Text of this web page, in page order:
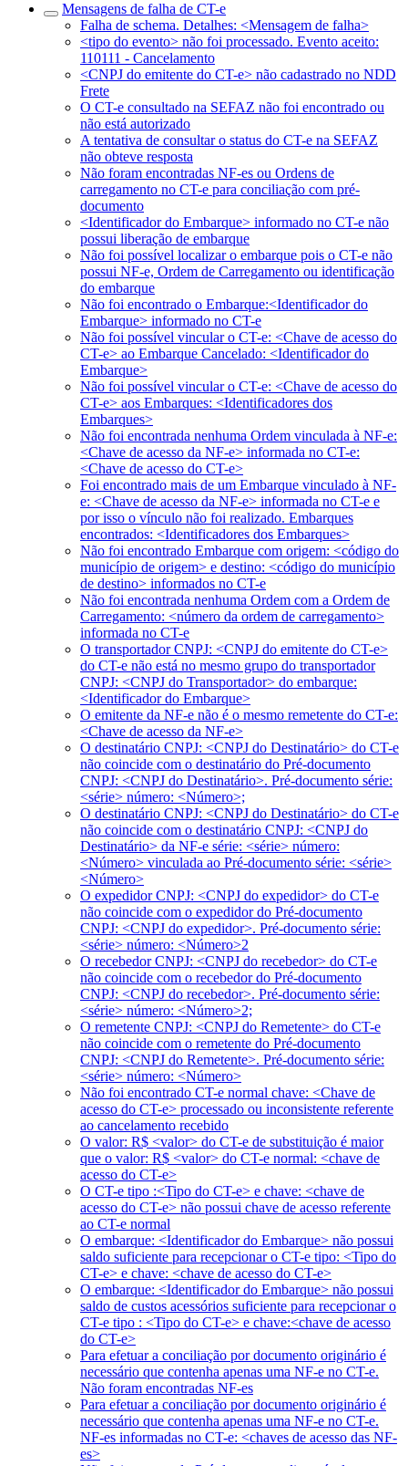
Mensagens de falha de CT-e
Falha de schema. Detalhes: <Mensagem de falha>
<tipo do evento> não foi processado. Evento aceito:
110111 - Cancelamento
<CNPJ do emitente do CT-e> não cadastrado no NDD
Frete
O CT-e consultado na SEFAZ não foi encontrado ou
não está autorizado
A tentativa de consultar o status do CT-e na SEFAZ
não obteve resposta
Não foram encontradas NF-es ou Ordens de
carregamento no CT-e para conciliação com pré-
documento
<Identificador do Embarque> informado no CT-e não
possui liberação de embarque
Não foi possível localizar o embarque pois o CT-e não
possui NF-e, Ordem de Carregamento ou identificação
do embarque
Não foi encontrado o Embarque:<Identificador do
Embarque> informado no CT-e
Não foi possível vincular o CT-e: <Chave de acesso do
CT-e> ao Embarque Cancelado: <Identificador do
Embarque>
Não foi possível vincular o CT-e: <Chave de acesso do
CT-e> aos Embarques: <Identificadores dos
Embarques>
Não foi encontrada nenhuma Ordem vinculada à NF-e:
<Chave de acesso da NF-e> informada no CT-e:
<Chave de acesso do CT-e>
Foi encontrado mais de um Embarque vinculado à NF-
e: <Chave de acesso da NF-e> informada no CT-e e
por isso o vínculo não foi realizado. Embarques
encontrados: <Identificadores dos Embarques>
Não foi encontrado Embarque com origem: <código do
município de origem> e destino: <código do município
de destino> informados no CT-e
Não foi encontrada nenhuma Ordem com a Ordem de
Carregamento: <número da ordem de carregamento>
informada no CT-e
O transportador CNPJ: <CNPJ do emitente do CT-e>
do CT-e não está no mesmo grupo do transportador
CNPJ: <CNPJ do Transportador> do embarque:
<Identificador do Embarque>
O emitente da NF-e não é o mesmo remetente do CT-e:
<Chave de acesso da NF-e>
O destinatário CNPJ: <CNPJ do Destinatário> do CT-e
não coincide com o destinatário do Pré-documento
CNPJ: <CNPJ do Destinatário>. Pré-documento série:
<série> número: <Número>;
O destinatário CNPJ: <CNPJ do Destinatário> do CT-e
não coincide com o destinatário CNPJ: <CNPJ do
Destinatário> da NF-e série: <série> número:
<Número> vinculada ao Pré-documento série: <série>
<Número>
O expedidor CNPJ: <CNPJ do expedidor> do CT-e
não coincide com o expedidor do Pré-documento
CNPJ: <CNPJ do expedidor>. Pré-documento série:
<série> número: <Número>2
O recebedor CNPJ: <CNPJ do recebedor> do CT-e
não coincide com o recebedor do Pré-documento
CNPJ: <CNPJ do recebedor>. Pré-documento série:
<série> número: <Número>2;
O remetente CNPJ: <CNPJ do Remetente> do CT-e
não coincide com o remetente do Pré-documento
CNPJ: <CNPJ do Remetente>. Pré-documento série:
<série> número: <Número>
Não foi encontrado CT-e normal chave: <Chave de
acesso do CT-e> processado ou inconsistente referente
ao cancelamento recebido
O valor: R$ <valor> do CT-e de substituição é maior
que o valor: R$ <valor> do CT-e normal: <chave de
acesso do CT-e>
O CT-e tipo :<Tipo do CT-e> e chave: <chave de
acesso do CT-e> não possui chave de acesso referente
ao CT-e normal
O embarque: <Identificador do Embarque> não possui
saldo suficiente para recepcionar o CT-e tipo: <Tipo do
CT-e> e chave: <chave de acesso do CT-e>
O embarque: <Identificador do Embarque> não possui
saldo de custos acessórios suficiente para recepcionar o
CT-e tipo : <Tipo do CT-e> e chave:<chave de acesso
do CT-e>
Para efetuar a conciliação por documento originário é
necessário que contenha apenas uma NF-e no CT-e.
Não foram encontradas NF-es
Para efetuar a conciliação por documento originário é
necessário que contenha apenas uma NF-e no CT-e.
NF-es informadas no CT-e: <chaves de acesso das NF-
es>